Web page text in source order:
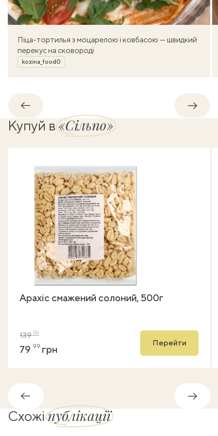
Піца-тортилья з моцарелою і ковбасою — швидкий
перекус на сковороді
Автор
kozina_food0
Назад
Купуй в«Сільпо»
Арахіс смажений солоний, 500г
13900
79 99 грн
Перейти
Назад
Схожіпублікації